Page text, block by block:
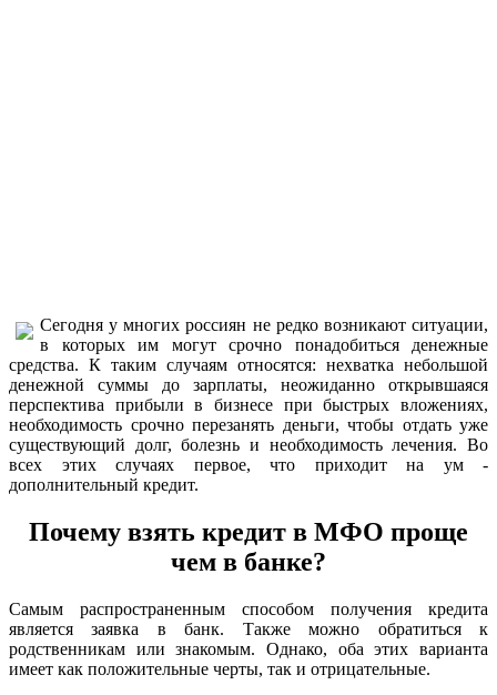
Сегодня у многих россиян не редко возникают ситуации,
в которых им могут срочно понадобиться денежные
средства. К таким случаям относятся: нехватка небольшой
денежной суммы до зарплаты, неожиданно открывшаяся
перспектива прибыли в бизнесе при быстрых вложениях,
необходимость срочно перезанять деньги, чтобы отдать уже
существующий долг, болезнь и необходимость лечения. Во
всех этих случаях первое, что приходит на ум -
дополнительный кредит.
Почему взять кредит в МФО проще
чем в банке?
Самым распространенным способом получения кредита
является заявка в банк. Также можно обратиться к
родственникам или знакомым. Однако, оба этих варианта
имеет как положительные черты, так и отрицательные.